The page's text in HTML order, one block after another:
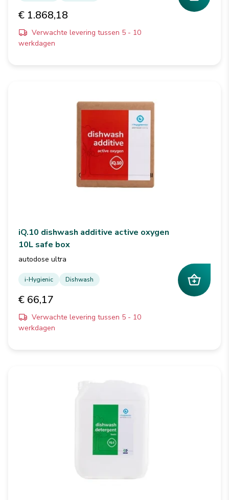
€ 1.868,18
Verwachte levering tussen 5 - 10
werkdagen
iQ.10 dishwash additive active oxygen
10L safe box
autodose ultra
i-Hygienic Dishwash
€ 66,17
Verwachte levering tussen 5 - 10
werkdagen